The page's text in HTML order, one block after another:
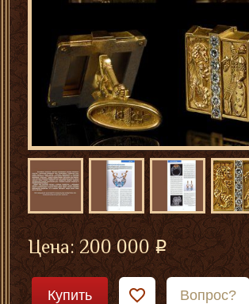
Цена:200 000
Купить Вопрос?